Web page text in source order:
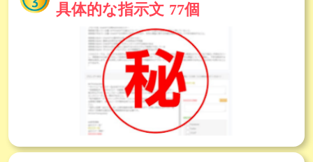
具体的な指示文 77個